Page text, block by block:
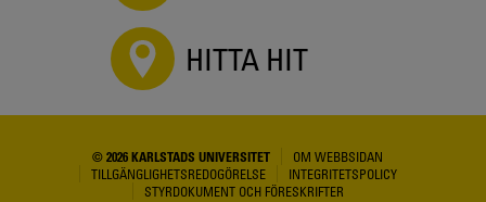
HITTA HIT
© 2026 KARLSTADS UNIVERSITET
OM WEBBSIDAN
TILLGÄNGLIGHETSREDOGÖRELSE
INTEGRITETSPOLICY
STYRDOKUMENT OCH FÖRESKRIFTER